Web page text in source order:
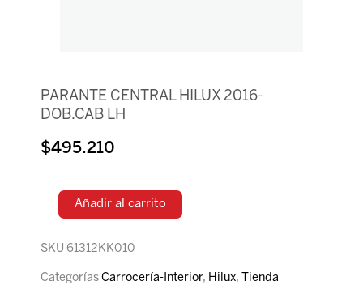
PARANTE CENTRAL HILUX 2016-
DOB.CAB LH
$495.210
Añadir al carrito
SKU 61312KK010
Categorías Carrocería-Interior, Hilux, Tienda